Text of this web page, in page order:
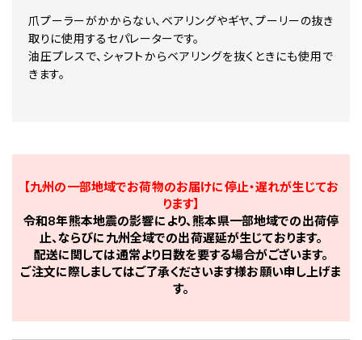
爪プーラーがかからない、ベアリングやギヤ、プーリーの抜き
取りに使用するセパレーターです。
油圧プレスで、シャフトからベアリングを抜くときにも使用で
きます。
【九州の一部地域でお荷物のお届けに停止・遅れが生じてお
ります】
令和8年熊本地震の影響により、熊本県一部地域での出荷停
止、ならびに九州全域での出荷遅延が生じております。
配送に関しては通常より日数を要する場合がございます。
ご注文に際しましてはご了承くださいます様お願い申し上げま
す。